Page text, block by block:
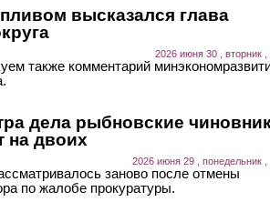
высказался глава
2026 июня 30 , вторник ,
также комментарий
дела рыбновские
на двоих
2026 июня 29 , понедельник ,
заново после отмены
по жалобе прокуратуры.